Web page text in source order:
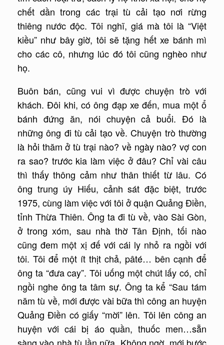
chết dần trong các trại tù cải tạo nơi rừng
thiêng nước độc. Tôi nghĩ, giá mà tôi là “Việt
kiều” như bây giờ, tôi sẽ tặng hết xe bánh mì
cho các cô, nhưng lúc đó tôi cũng nghèo như
họ.
Buôn bán, cũng vui vì được chuyện trò với
khách. Ðôi khi, có ông đạp xe đến, mua một ổ
bánh đứng ăn, nói chuyện cả buổi. Ðó là
những ông đi tù cải tạo về. Chuyện trò thường
là hỏi thăm ở tù trại nào? về ngày nào? vợ con
ra sao? trước kia làm việc ở đâu? Chỉ vài câu
thì thấy thông cảm như thân thiết từ lâu. Có
ông trung úy Hiếu, cảnh sát đặc biệt, trước
1975, cùng làm việc với tôi ở quận Quảng Ðiền,
tỉnh Thừa Thiên. Ông ta đi tù về, vào Sài Gòn,
ở trong xóm, sau nhà thờ Tân Ðịnh, tối nào
cũng đem một xị đế với cái ly nhỏ ra ngồi với
tôi. Tôi để một ít thịt chả, pâté… bên cạnh để
ông ta “đưa cay”. Tôi uống một chút lấy có, chỉ
ngồi nghe ông ta tâm sự. Ông ta kể “Sau tám
năm tù về, mới được vài bữa thì công an huyện
Quảng Ðiền có giấy “mời” lên. Tôi lên công an
huyện với cái bị áo quần, thuốc men…sẵn